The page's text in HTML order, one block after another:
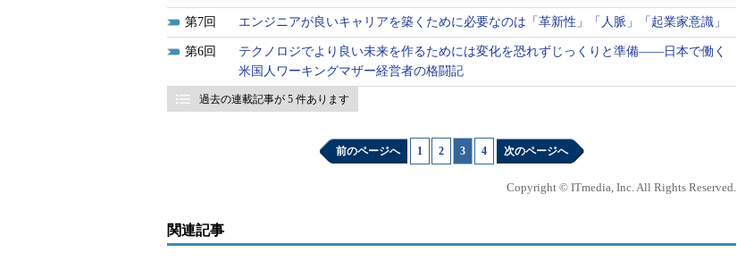
シー氏もちろんです。私たちの最大のチャレンジは、日本同様に「島国である」とい
うことです。隣国が地続きのヨーロッパなどに比べると外国との行き来が簡単ではない
からこそ、外に出ていくこと、自分たちとは違うさまざまな国で学ぶことが、とても大
切なのです。
に対し台湾は人口約2300万人ですから、国内の事例が必ずしも世界で通用するとは限り
ません。ですから、サービスであれ、人であれ、世界の他の地域を念頭に置くことが大
7 エンジニアが良いキャリアを築くために必要なのは「革新性」「人脈」「起業家意識」
6
テクノロジでより良い未来を作るためには変化を恐れずじっくりと準備――日本で働く
米国人ワーキングマザー経営者の格闘記
過去の連載記事が 5 件あります
前のページへ 1 2 3 4 次のページへ
Copyright © ITmedia, Inc. All Rights Reserved.
関連記事